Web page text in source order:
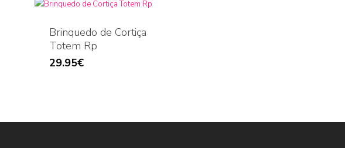
Brinquedo de Cortiça
Totem Rp
29.95€